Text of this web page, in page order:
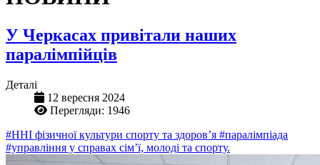
У Черкасах привітали наших
паралімпійців
Деталі
12 вересня 2024
Перегляди: 1946
#ННІ фізичної культури спорту та здоров’я #паралімпіада
#управління у справах сім’ї, молоді та спорту.